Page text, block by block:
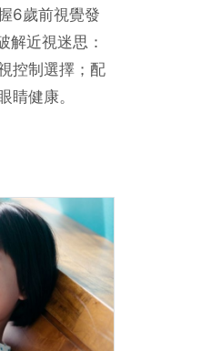
6歲前視覺發
解近視迷思：
控制選擇；配
睛健康。